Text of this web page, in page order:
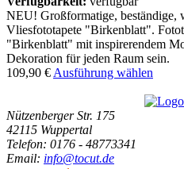
NEU! Großformatige, beständige,
Vliesfototapete "Birkenblatt".
"Birkenblatt" mit inspirerendem
Dekoration für jeden Raum sein.
109,90 € Ausführung wählen
Nützenberger Str. 175
42115 Wuppertal
Telefon: 0176 - 48773341
Email: info@tocut.de